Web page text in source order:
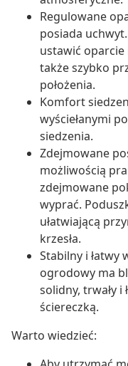
Regulowane
posiada
ustawić
także szybko
położenia.
Komfort
wyściełanymi
siedzenia.
Zdejmowane
możliwością
zdejmowane
wyprać.
ułatwiającą
krzesła.
Stabilny i łatwy
ogrodowy ma
solidny, trwały i
ściereczką.
Warto wiedzieć: